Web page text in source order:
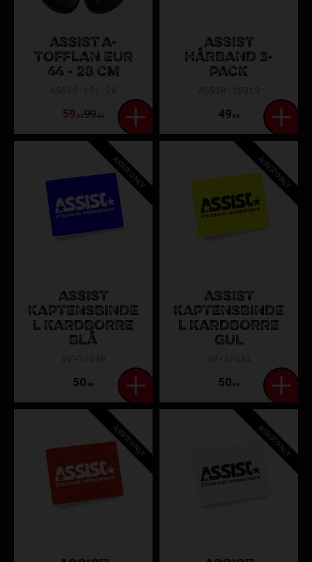
ASSIST A-
TOFFLAN EUR
44 - 28 CM
59KR99KR
ASSIST
HÅRBAND 3-
PACK
49KR
ASSIST
KAPTENSBINDE
L KARDBORRE
BLÅ
50KR
ASSIST ONLY
ASSIST
KAPTENSBINDE
L KARDBORRE
GUL
50KR
ASSIST ONLY
ASSIST ONLY ASSIST ONLY